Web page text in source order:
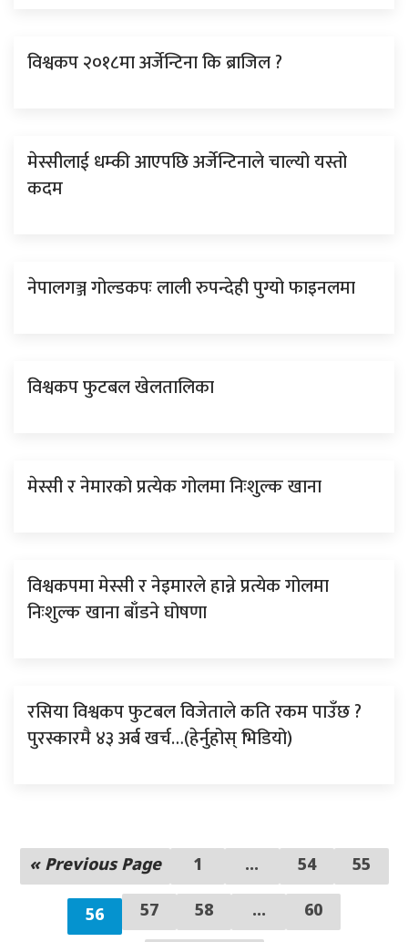
विश्वकप २०१८मा अर्जेन्टिना कि ब्राजिल ?
मेस्सीलाई धम्की आएपछि अर्जेन्टिनाले चाल्यो यस्तो
कदम
नेपालगञ्ज गोल्डकपः लाली रुपन्देही पुग्यो फाइनलमा
विश्वकप फुटबल खेलतालिका
मेस्सी र नेमारको प्रत्येक गोलमा निःशुल्क खाना
विश्वकपमा मेस्सी र नेइमारले हान्ने प्रत्येक गोलमा
निःशुल्क खाना बाँडने घोषणा
रसिया विश्वकप फुटबल विजेताले कति रकम पाउँछ ?
पुरस्कारमै ४३ अर्ब खर्च…(हेर्नुहोस् भिडियो)
« Previous Page 1 … 54 55
56 57 58 ... 60